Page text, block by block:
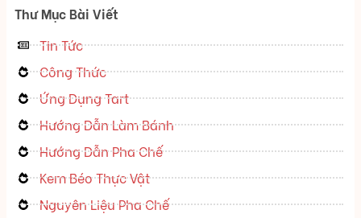
Thư Mục Bài Viết
Tin Tức
Công Thức
Ứng Dụng Tart
Hướng Dẫn Làm Bánh
Hướng Dẫn Pha Chế
Kem Béo Thực Vật
Nguyên Liệu Pha Chế